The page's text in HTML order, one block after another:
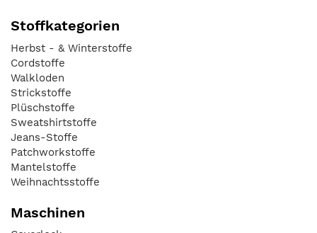
Stoffkategorien
Herbst - & Winterstoffe
Cordstoffe
Walkloden
Strickstoffe
Plüschstoffe
Sweatshirtstoffe
Jeans-Stoffe
Patchworkstoffe
Mantelstoffe
Weihnachtsstoffe
Maschinen